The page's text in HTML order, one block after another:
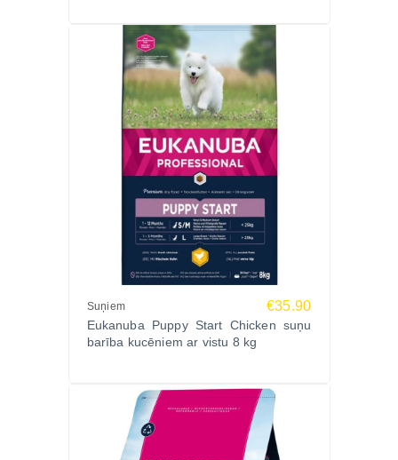
Suņiem €35.90
Eukanuba Puppy Start Chicken suņu
barība kucēniem ar vistu 8 kg